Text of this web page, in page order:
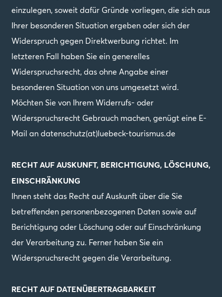
einzulegen, soweit dafür Gründe vorliegen, die sich aus
Ihrer besonderen Situation ergeben oder sich der
Widerspruch gegen Direktwerbung richtet. Im
letzteren Fall haben Sie ein generelles
Widerspruchsrecht, das ohne Angabe einer
besonderen Situation von uns umgesetzt wird.
Möchten Sie von Ihrem Widerrufs- oder
Widerspruchsrecht Gebrauch machen, genügt eine E-
Mail an datenschutz(at)luebeck-tourismus.de
RECHT AUF AUSKUNFT, BERICHTIGUNG, LÖSCHUNG,
EINSCHRÄNKUNG
Ihnen steht das Recht auf Auskunft über die Sie
betreffenden personenbezogenen Daten sowie auf
Berichtigung oder Löschung oder auf Einschränkung
der Verarbeitung zu. Ferner haben Sie ein
Widerspruchsrecht gegen die Verarbeitung.
RECHT AUF DATENÜBERTRAGBARKEIT